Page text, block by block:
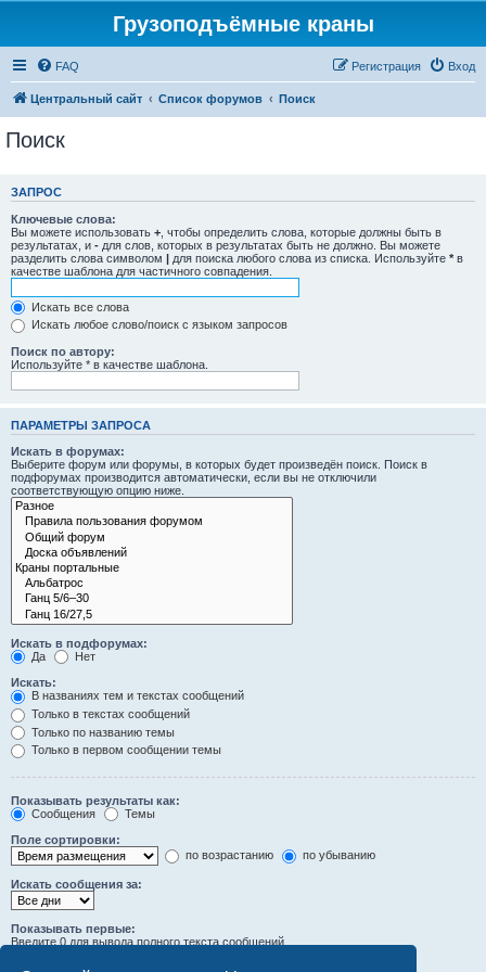
Грузоподъёмные краны
FAQ Вход
Регистрация
Центральный сайт Список форумов Поиск
Поиск
ЗАПРОС
Ключевые слова:
Вы можете использовать + , чтобы определить слова, которые должны быть в
результатах, и - для слов, которых в результатах быть не должно. Вы можете
разделить слова символом | для поиска любого слова из списка. Используйте * в
качестве шаблона для частичного совпадения.
Искать все слова
Искать любое слово/поиск с языком запросов
Поиск по автору:
Используйте * в качестве шаблона.
ПАРАМЕТРЫ ЗАПРОСА
Искать в форумах:
Выберите форум или форумы, в которых будет произведён поиск. Поиск в
подфорумах производится автоматически, если вы не отключили
соответствующую опцию ниже.
Искать в подфорумах:
Да
Нет
Искать:
В названиях тем и текстах сообщений
Только в текстах сообщений
Только по названию темы
Только в первом сообщении темы
Показывать результаты как:
Сообщения
Темы
Поле сортировки:
по возрастанию
по убыванию
Искать сообщения за:
Показывать первые:
Введите 0 для вывода полного текста сообщений.